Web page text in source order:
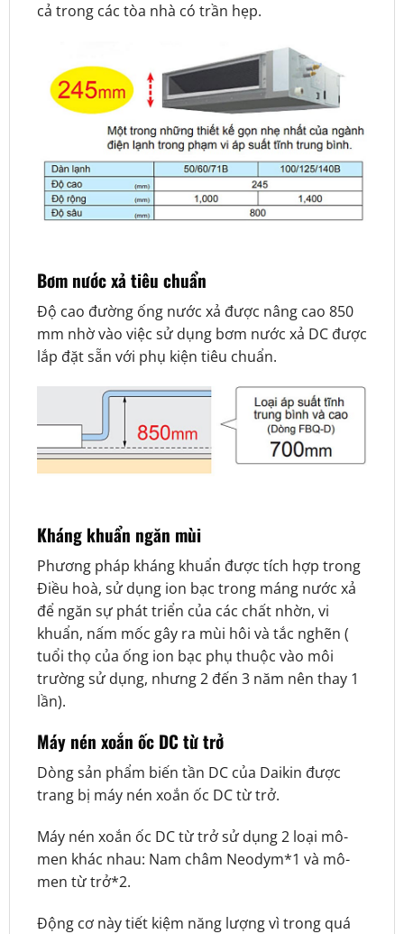
cả trong các tòa nhà có trần hẹp.
Bơm nước xả tiêu chuẩn
Độ cao đường ống nước xả được nâng cao 850
mm nhờ vào việc sử dụng bơm nước xả DC được
lắp đặt sẵn với phụ kiện tiêu chuẩn.
Kháng khuẩn ngăn mùi
Phương pháp kháng khuẩn được tích hợp trong
Điều hoà, sử dụng ion bạc trong máng nước xả
để ngăn sự phát triển của các chất nhờn, vi
khuẩn, nấm mốc gây ra mùi hôi và tắc nghẽn (
tuổi thọ của ống ion bạc phụ thuộc vào môi
trường sử dụng, nhưng 2 đến 3 năm nên thay 1
lần).
Máy nén xoắn ốc DC từ trở
Dòng sản phẩm biến tần DC của Daikin được
trang bị máy nén xoắn ốc DC từ trở.
Máy nén xoắn ốc DC từ trở sử dụng 2 loại mô-
men khác nhau: Nam châm Neodym*1 và mô-
men từ trở*2.
Động cơ này tiết kiệm năng lượng vì trong quá